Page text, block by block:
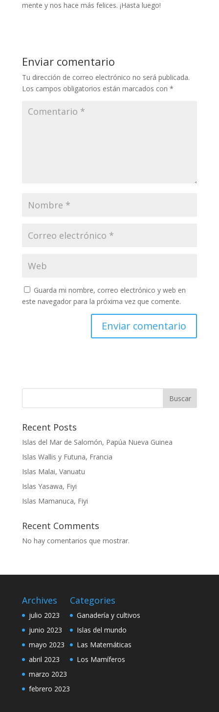
mente y nos hace más felices. ¡Hasta luego!
Enviar comentario
Tu dirección de correo electrónico no será publicada.
Los campos obligatorios están marcados con *
Guarda mi nombre, correo electrónico y web en
este navegador para la próxima vez que comente.
Buscar
Recent Posts
Islas del Mar de Salomón, Papúa Nueva Guinea
Islas Wallis y Futuna, Francia
Islas Malai, Vanuatu
Islas Yasawa, Fiyi
Islas Mamanuca, Fiyi
Recent Comments
No hay comentarios que mostrar.
Archives
julio 2023
junio 2023
mayo 2023
abril 2023
marzo 2023
febrero 2023
Categories
Ganadería y cultivos
Islas del mundo
Las Matemáticas
Los Mamíferos